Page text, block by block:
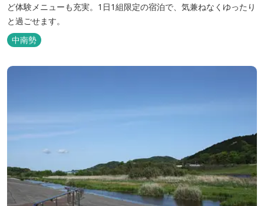
ど体験メニューも充実。1日1組限定の宿泊で、気兼ねなくゆったり
と過ごせます。
中南勢